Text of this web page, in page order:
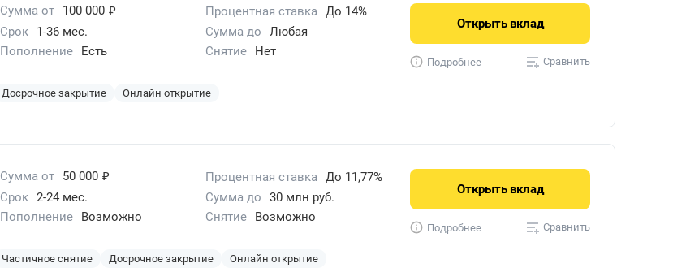
Сумма от 100 000 ₽ Процентная ставка До 14%
Срок
1-36 мес. Сумма до
Любая
Пополнение
Есть Снятие Нет
Досрочное закрытие Онлайн открытие
Открыть вклад
Подробнее Сравнить
Сумма от 50 000 ₽ Процентная ставка До 11,77%
Срок 2-24 мес. Сумма до
30 млн руб.
Пополнение
Возможно Снятие Возможно
Частичное снятие Досрочное закрытие Онлайн открытие
Открыть вклад
Подробнее Сравнить